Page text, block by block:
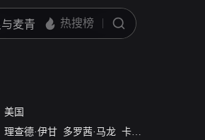
美国
理查德·伊甘 多罗茜·马龙 卡梅隆·米切尔